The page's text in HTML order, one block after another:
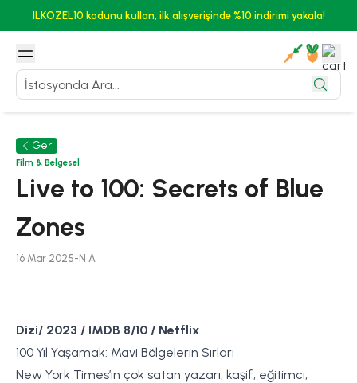
ILKOZEL10 kodunu kullan, ilk alışverişinde %10 indirimi yakala!
Geri
Film & Belgesel
Live to 100: Secrets of Blue
Zones
16 Mar 2025- N A
Dizi/ 2023 / IMDB 8/10 / Netflix
100 Yıl Yaşamak: Mavi Bölgelerin Sırları
New York Times’ın çok satan yazarı, kaşif, eğitimci,